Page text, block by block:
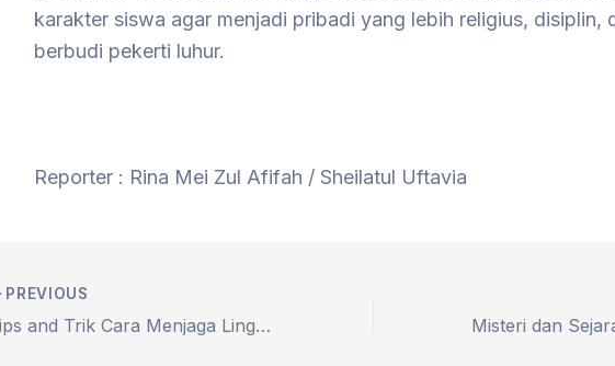
karakter siswa agar menjadi pribadi yang lebih religius, disiplin,
berbudi pekerti luhur.
Reporter : Rina Mei Zul Afifah / Sheilatul Uftavia
PREVIOUS
Tips and Trik Cara Menjaga Lingkungan Alam Saat Mendaki Gunung